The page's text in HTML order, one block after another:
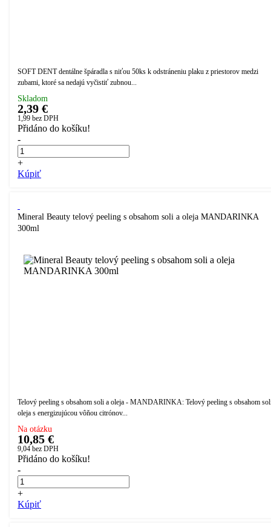
SOFT DENT dentálne špáradla s niťou 50ks k odstráneniu plaku z priestorov medzi
zubami, ktoré sa nedajú vyčistiť zubnou...
Skladom
2,39 €
1,99 bez DPH
Přidáno do košíku!
-
+
Kúpiť
Mineral Beauty telový peeling s obsahom soli a oleja MANDARINKA
300ml
Telový peeling s obsahom soli a oleja - MANDARINKA: Telový peeling s obsahom
oleja s energizujúcou vôňou citrónov...
Na otázku
10,85 €
9,04 bez DPH
Přidáno do košíku!
-
+
Kúpiť